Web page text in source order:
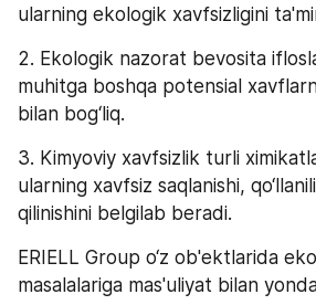
ularning ekologik xavfsizligini
2. Ekologik nazorat bevosita
muhitga boshqa potensial
bilan bog‘liq.
3. Kimyoviy xavfsizlik turli
ularning xavfsiz saqlanishi,
qilinishini belgilab beradi.
ERIELL Group o‘z ob'ektlarida
masalalariga mas'uliyat bilan